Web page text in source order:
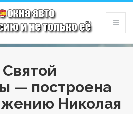
— построена
Николая